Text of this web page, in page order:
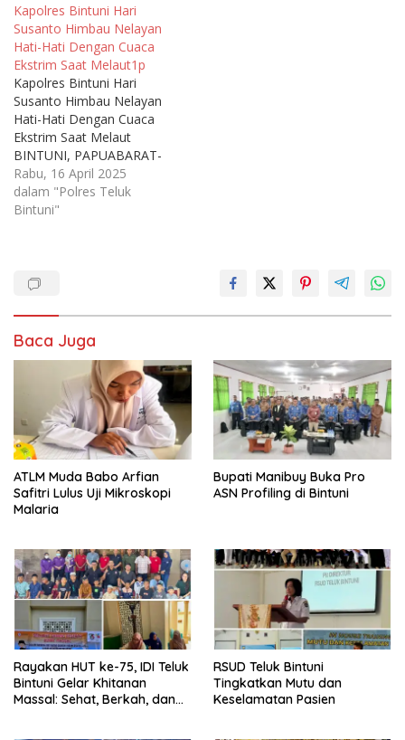
Kapolres Bintuni Hari
Susanto Himbau Nelayan
Hati-Hati Dengan Cuaca
Ekstrim Saat Melaut1p
Kapolres Bintuni Hari
Susanto Himbau Nelayan
Hati-Hati Dengan Cuaca
Ekstrim Saat Melaut
BINTUNI, PAPUABARAT-
INSPIRASIPAPUA.ID-
Polres Teluk Bintuni,
Satuan Polairud Polres
sebagai bagian dari tugas
memberikan pelayanan
prima kepada masyarakat.
Selain patroli, mereka juga
memberikan himbauan
terkait kondisi…
Rabu, 16 April 2025
dalam "Polres Teluk
Bintuni"
Baca Juga
ATLM Muda Babo Arfian
Safitri Lulus Uji Mikroskopi
Malaria
Bupati Manibuy Buka Pro
ASN Profiling di Bintuni
Rayakan HUT ke-75, IDI Teluk
Bintuni Gelar Khitanan
Massal: Sehat, Berkah, dan
RSUD Teluk Bintuni
Tingkatkan Mutu dan
Keselamatan Pasien